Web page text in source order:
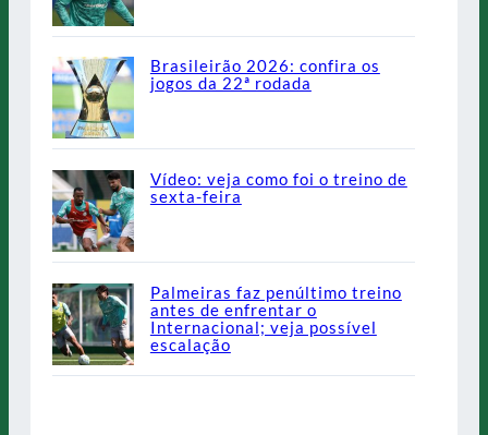
Brasileirão 2026: confira os
jogos da 22ª rodada
Vídeo: veja como foi o treino de
sexta-feira
Palmeiras faz penúltimo treino
antes de enfrentar o
Internacional; veja possível
escalação